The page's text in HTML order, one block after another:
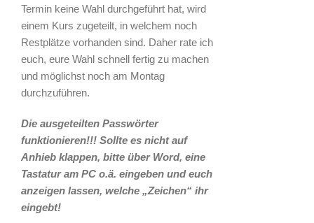
Termin keine Wahl durchgeführt hat, wird
einem Kurs zugeteilt, in welchem noch
Restplätze vorhanden sind. Daher rate ich
euch, eure Wahl schnell fertig zu machen
und möglichst noch am Montag
durchzuführen.
Die ausgeteilten Passwörter
funktionieren!!! Sollte es nicht auf
Anhieb klappen, bitte über Word, eine
Tastatur am PC o.ä. eingeben und euch
anzeigen lassen, welche „Zeichen“ ihr
eingebt!